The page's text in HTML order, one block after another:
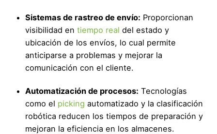
Sistemas de rastreo de envío: Proporcionan
visibilidad en tiempo real del estado y
ubicación de los envíos, lo cual permite
anticiparse a problemas y mejorar la
comunicación con el cliente.
Automatización de procesos: Tecnologías
como el picking automatizado y la clasificación
robótica reducen los tiempos de preparación y
mejoran la eficiencia en los almacenes.